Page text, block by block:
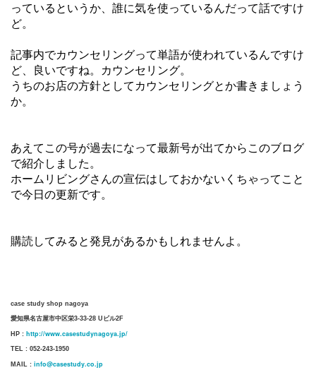
っているというか、誰に気を使っているんだって話ですけ
ど。
記事内でカウンセリングって単語が使われているんですけ
ど、良いですね。カウンセリング。
うちのお店の方針としてカウンセリングとか書きましょう
か。
あえてこの号が過去になって最新号が出てからこのブログ
で紹介しました。
ホームリビングさんの宣伝はしておかないくちゃってこと
で今日の更新です。
購読してみると発見があるかもしれませんよ。
case study shop nagoya
愛知県名古屋市中区栄3-33-28 Uビル2F
HP : http://www.casestudynagoya.jp/
TEL : 052-243-1950
MAIL : info@casestudy.co.jp